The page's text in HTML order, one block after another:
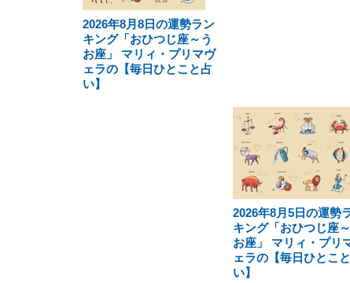
2026年8月8日の運勢ラン
キング「おひつじ座～う
お座」 マリィ・プリマヴ
ェラの【毎日ひとこと占
い】
2026年8月5日の運勢
キング「おひつじ座
お座」 マリィ・プリ
ェラの【毎日ひとこ
い】